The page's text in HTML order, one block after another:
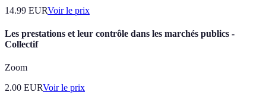
14.99 EURVoir le prix
Les prestations et leur contrôle dans les marchés publics -
Collectif
Zoom
2.00 EURVoir le prix